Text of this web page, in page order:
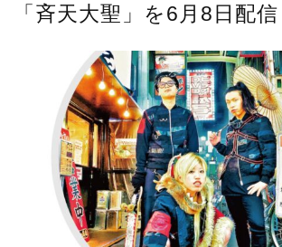
「斉天大聖」を6月8日配